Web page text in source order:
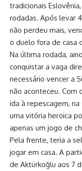
tradicionais
rodadas. Após levar
não perdeu mais,
o duelo fora de casa
Na última rodada,
conquistar a vaga
necessário vencer a
não aconteceu. Com
ida à repescagem,
uma vitória heroica
apenas um jogo de
Pela frente, teria a
jogar em casa. A
de Aktürkoğlu aos 7